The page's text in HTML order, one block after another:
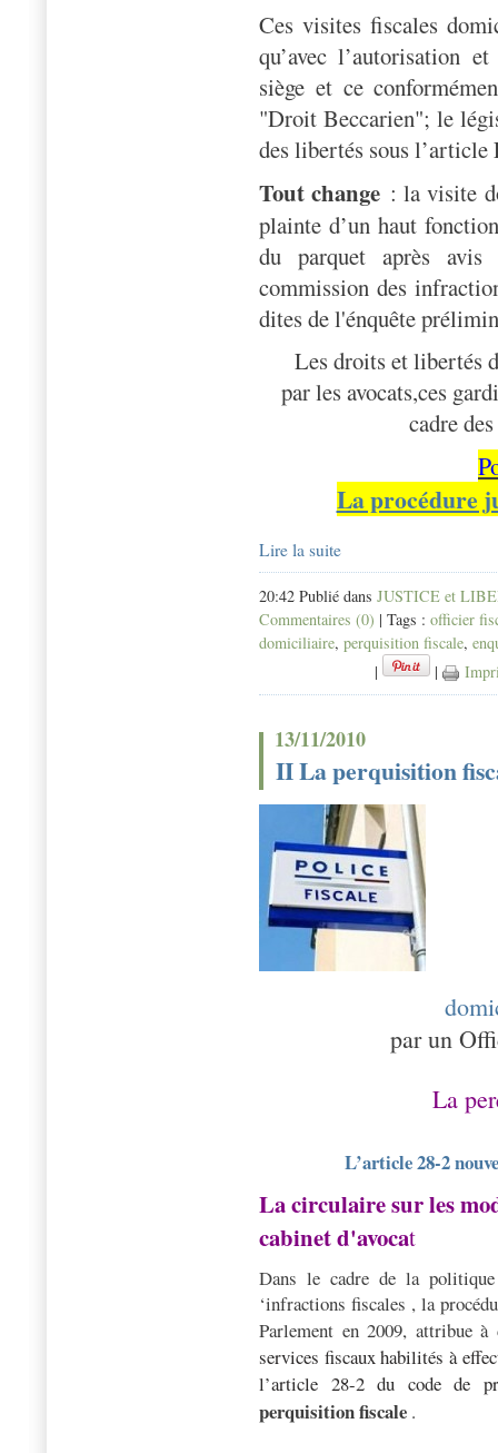
Ces visites fiscales
qu’avec l’autorisation
siège et ce
"Droit Beccarien"; le
des libertés sous
Tout change : la visite
plainte d’un haut
du parquet après
commission des
dites de l'énquête
Les droits et libertés
par les avocats,ces
cadre
La procédure
Lire la suite
20:42 Publié dans JUSTICE et
Commentaires (0) | Tags : officier
domiciliaire, perquisition fiscale,
|
|
13/11/2010
II La perquisition
par un
La
L’article 28-2
La circulaire sur les
cabinet d'avocat
Dans le cadre de la politique
‘infractions fiscales , la
Parlement en 2009, attribue
services fiscaux habilités à
l’article 28-2 du code de
perquisition fiscale .